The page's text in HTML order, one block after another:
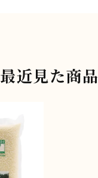
最近見た商品